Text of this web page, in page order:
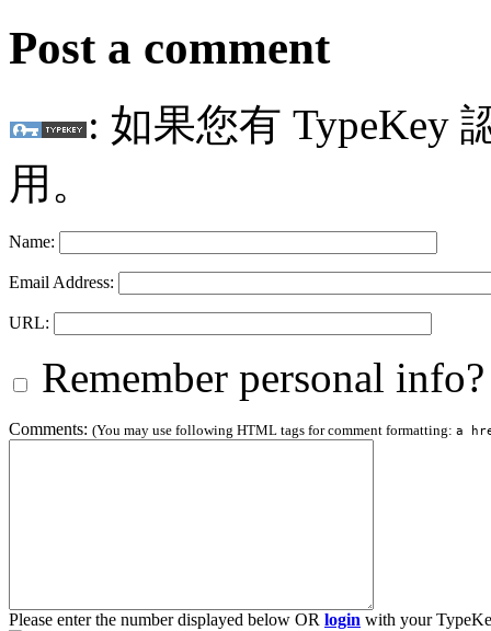
Post a comment
: 如果您有 TypeKey
用。
Name:
Email Address:
URL:
Remember personal info?
Comments: (You may use following HTML tags for comment formatting: a
Please enter the number displayed below OR login with your